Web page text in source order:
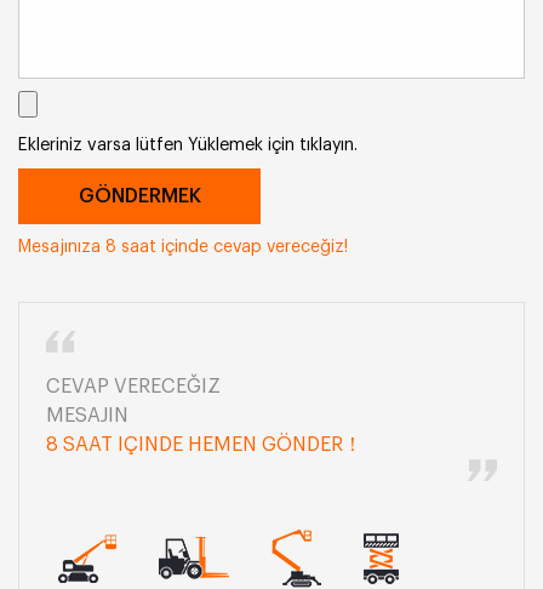
Ekleriniz varsa lütfen Yüklemek için tıklayın.
Mesajınıza 8 saat içinde cevap vereceğiz!
CEVAP VERECEĞIZ
MESAJIN
8 SAAT IÇINDE HEMEN GÖNDER！